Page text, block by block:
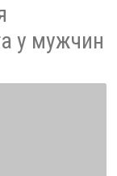
у мужчин